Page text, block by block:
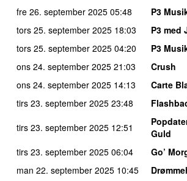
fre 26. september 2025 05:48
P3
tors 25. september 2025 18:03
P3 med
tors 25. september 2025 04:20
P3
ons 24. september 2025 21:03
Crush
ons 24. september 2025 14:13 Carte
tirs 23. september 2025 23:48
tirs 23. september 2025 12:51
Guld
tirs 23. september 2025 06:04
Go’
man 22. september 2025 10:45